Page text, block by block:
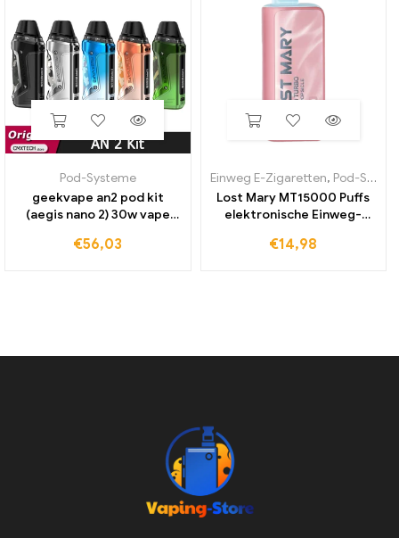
Pod-Systeme
geekvape an2 pod kit
(aegis nano 2) 30w vape
pod patrone 0.6/1,2 ohm e
€56,03
Einweg E-Zigaretten, Pod-Systeme
Lost Mary MT15000 Puffs
elektronische Einweg-
€14,98